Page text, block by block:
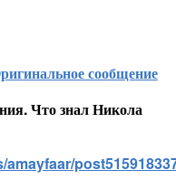
сообщение
Что знал Никола